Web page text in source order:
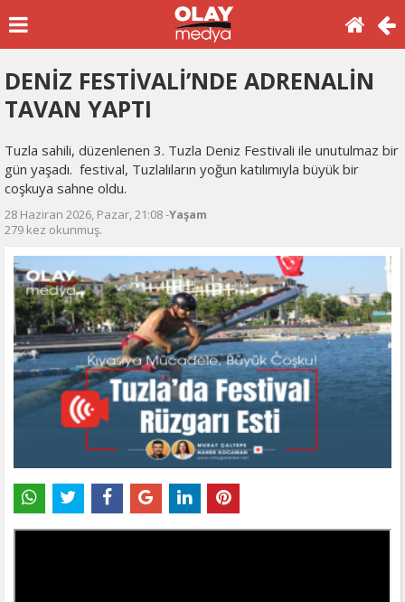
DENİZ FESTİVALİ’NDE ADRENALİN
TAVAN YAPTI
Tuzla sahili, düzenlenen 3. Tuzla Deniz Festivali ile unutulmaz bir
gün yaşadı. festival, Tuzlalıların yoğun katılımıyla büyük bir
coşkuya sahne oldu.
28 Haziran 2026, Pazar, 21:08 -Yaşam
279 kez okunmuş.